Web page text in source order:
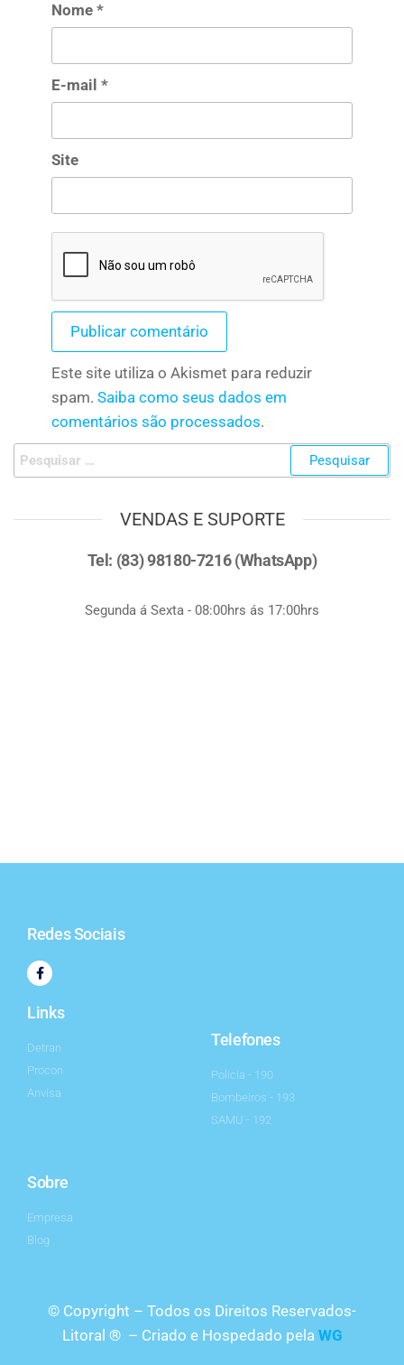
Nome *
E-mail *
Site
Este site utiliza o Akismet para reduzir
spam. Saiba como seus dados em
comentários são processados.
VENDAS E SUPORTE
Tel: (83) 98180-7216 (WhatsApp)
Segunda á Sexta - 08:00hrs ás 17:00hrs
Redes Sociais
Links
Detran
Procon
Anvisa
Telefones
Policia - 190
Bombeiros - 193
SAMU - 192
Sobre
Empresa
Blog
© Copyright – Todos os Direitos Reservados-
Litoral ® – Criado e Hospedado pela WG